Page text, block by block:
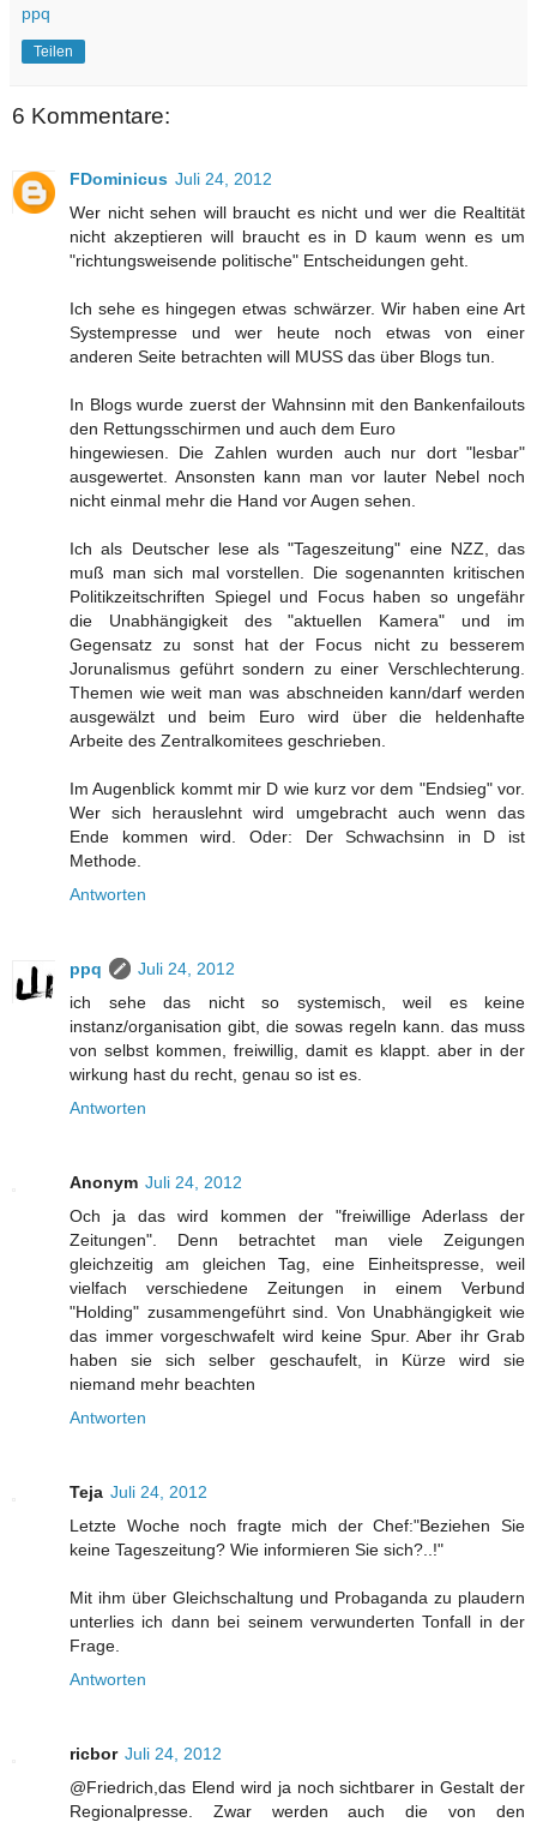
ppq
Teilen
6 Kommentare:
FDominicus Juli 24, 2012
Wer nicht sehen will braucht es nicht und wer die Realtität
nicht akzeptieren will braucht es in D kaum wenn es um
"richtungsweisende politische" Entscheidungen geht.
Ich sehe es hingegen etwas schwärzer. Wir haben eine Art
Systempresse und wer heute noch etwas von einer
anderen Seite betrachten will MUSS das über Blogs tun.
In Blogs wurde zuerst der Wahnsinn mit den Bankenfailouts
den Rettungsschirmen und auch dem Euro
hingewiesen. Die Zahlen wurden auch nur dort "lesbar"
ausgewertet. Ansonsten kann man vor lauter Nebel noch
nicht einmal mehr die Hand vor Augen sehen.
Ich als Deutscher lese als "Tageszeitung" eine NZZ, das
muß man sich mal vorstellen. Die sogenannten kritischen
Politikzeitschriften Spiegel und Focus haben so ungefähr
die Unabhängigkeit des "aktuellen Kamera" und im
Gegensatz zu sonst hat der Focus nicht zu besserem
Jorunalismus geführt sondern zu einer Verschlechterung.
Themen wie weit man was abschneiden kann/darf werden
ausgewälzt und beim Euro wird über die heldenhafte
Arbeite des Zentralkomitees geschrieben.
Im Augenblick kommt mir D wie kurz vor dem "Endsieg" vor.
Wer sich herauslehnt wird umgebracht auch wenn das
Ende kommen wird. Oder: Der Schwachsinn in D ist
Methode.
Antworten
ppq
Juli 24, 2012
ich sehe das nicht so systemisch, weil es keine
instanz/organisation gibt, die sowas regeln kann. das muss
von selbst kommen, freiwillig, damit es klappt. aber in der
wirkung hast du recht, genau so ist es.
Antworten
Anonym Juli 24, 2012
Och ja das wird kommen der "freiwillige Aderlass der
Zeitungen". Denn betrachtet man viele Zeigungen
gleichzeitig am gleichen Tag, eine Einheitspresse, weil
vielfach verschiedene Zeitungen in einem Verbund
"Holding" zusammengeführt sind. Von Unabhängigkeit wie
das immer vorgeschwafelt wird keine Spur. Aber ihr Grab
haben sie sich selber geschaufelt, in Kürze wird sie
niemand mehr beachten
Antworten
Teja Juli 24, 2012
Letzte Woche noch fragte mich der Chef:"Beziehen Sie
keine Tageszeitung? Wie informieren Sie sich?..!"
Mit ihm über Gleichschaltung und Probaganda zu plaudern
unterlies ich dann bei seinem verwunderten Tonfall in der
Frage.
Antworten
ricbor Juli 24, 2012
@Friedrich,das Elend wird ja noch sichtbarer in Gestalt der
Regionalpresse. Zwar werden auch die von den